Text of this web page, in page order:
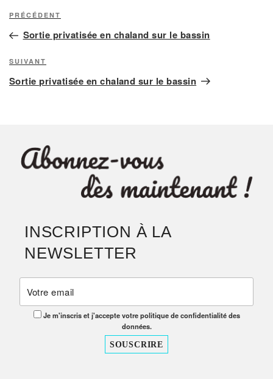
Navigation
l’article
Article
précédent
PRÉCÉDENT
Sortie privatisée en chaland sur le bassin
Article
suivant
SUIVANT
Sortie privatisée en chaland sur le bassin
INSCRIPTION À LA
NEWSLETTER
Je m'inscris et j'accepte votre politique de confidentialité des
données.